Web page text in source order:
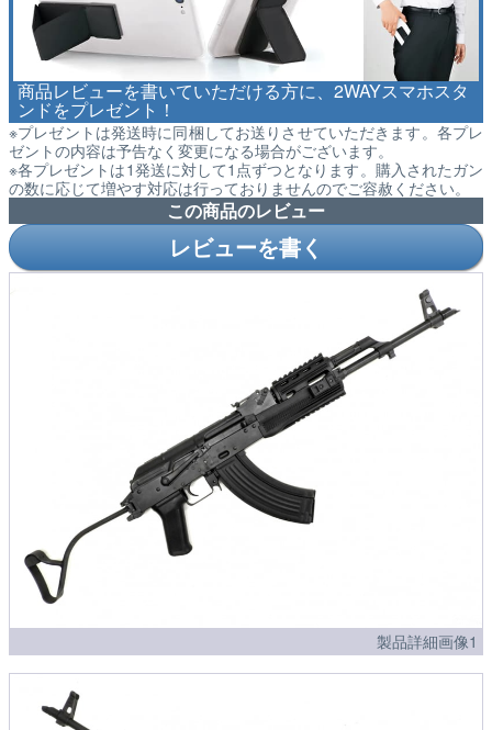
商品レビューを書いていただける方に、2WAYスマホスタ
ンドをプレゼント！
※プレゼントは発送時に同梱してお送りさせていただきます。各プレ
ゼントの内容は予告なく変更になる場合がございます。
※各プレゼントは1発送に対して1点ずつとなります。購入されたガン
の数に応じて増やす対応は行っておりませんのでご容赦ください。
この商品のレビュー
レビューを書く
製品詳細画像1